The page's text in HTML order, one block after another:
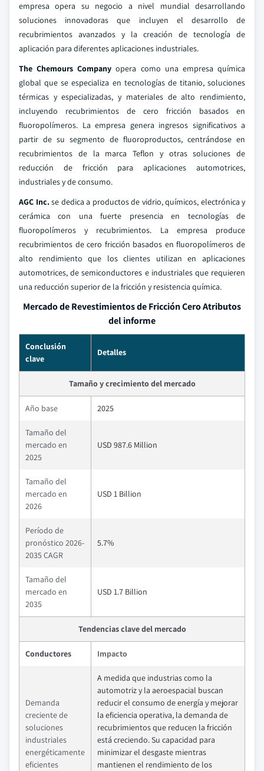
empresa opera su negocio a nivel mundial desarrollando
soluciones innovadoras que incluyen el desarrollo de
recubrimientos avanzados y la creación de tecnología de
aplicación para diferentes aplicaciones industriales.
The Chemours Company opera como una empresa química
global que se especializa en tecnologías de titanio, soluciones
térmicas y especializadas, y materiales de alto rendimiento,
incluyendo recubrimientos de cero fricción basados en
fluoropolímeros. La empresa genera ingresos significativos a
partir de su segmento de fluoroproductos, centrándose en
recubrimientos de la marca Teflon y otras soluciones de
reducción de fricción para aplicaciones automotrices,
industriales y de consumo.
AGC Inc.se dedica a productos de vidrio, químicos, electrónica y
cerámica con una fuerte presencia en tecnologías de
fluoropolímeros y recubrimientos. La empresa produce
recubrimientos de cero fricción basados en fluoropolímeros de
alto rendimiento que los clientes utilizan en aplicaciones
automotrices, de semiconductores e industriales que requieren
una reducción superior de la fricción y resistencia química.
Mercado de Revestimientos de Fricción Cero Atributos
del informe
Conclusión
clave
Detalles
Tamaño y crecimiento del mercado
Año base 2025
Tamaño del
mercado en
2025
USD 987.6 Million
Tamaño del
mercado en
2026
USD 1 Billion
Período de
pronóstico 2026-
2035 CAGR
5.7%
Tamaño del
mercado en
2035
USD 1.7 Billion
Tendencias clave del mercado
Conductores Impacto
Demanda
creciente de
soluciones
industriales
energéticamente
eficientes
A medida que industrias como la
automotriz y la aeroespacial buscan
reducir el consumo de energía y mejorar
la eficiencia operativa, la demanda de
recubrimientos que reducen la fricción
está creciendo. Su capacidad para
minimizar el desgaste mientras
mantienen el rendimiento de los